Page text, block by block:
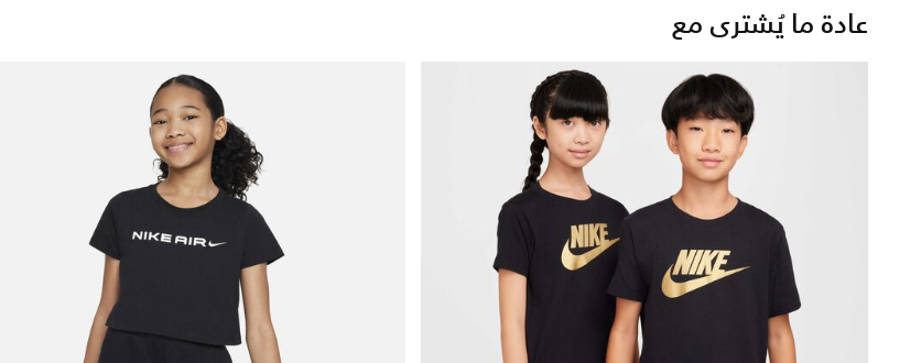
عادة ما يُشترى مع